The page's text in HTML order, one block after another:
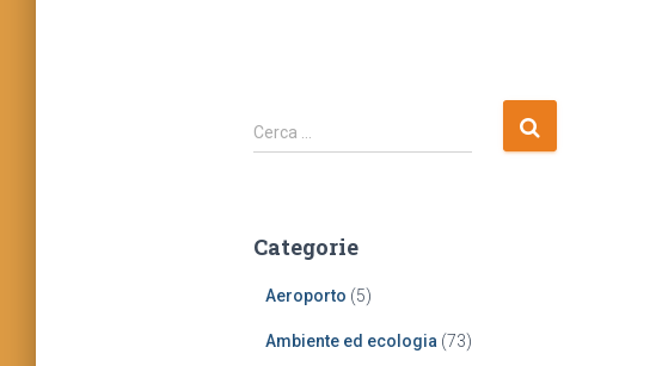
R
i
c
Cerca …
Categorie
Aeroporto (5)
Ambiente ed ecologia (73)